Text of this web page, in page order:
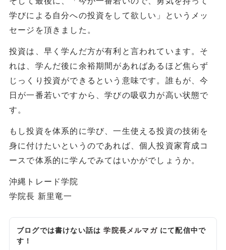
学びによる自分への投資をして欲しい」というメッ
セージを頂きました。
投資は、早く学んだ方が有利と言われています。そ
れは、学んだ後に余裕期間があればあるほど焦らず
じっくり投資ができるという意味です。誰もが、今
日が一番若いですから、学びの吸収力が高い状態で
す。
もし投資を体系的に学び、一生使える投資の技術を
身に付けたいというのであれば、個人投資家育成コ
ースで体系的に学んでみてはいかがでしょうか。
沖縄トレード学院
学院長 新里竜一
ブログでは書けない話は学院長メルマガにて配信中で
す！